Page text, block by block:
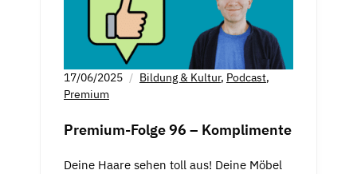
17/06/2025 Bildung & Kultur, Podcast,
Premium
Premium-Folge 96 – Komplimente
Deine Haare sehen toll aus! Deine Möbel